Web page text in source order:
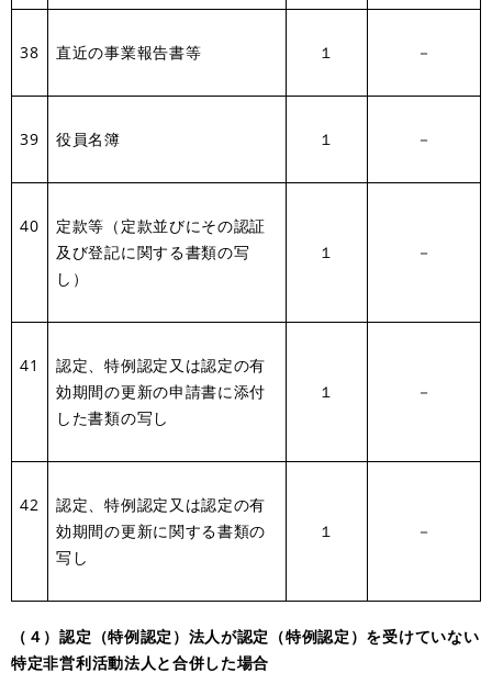
38 直近の事業報告書等 １ －
39 役員名簿 １ －
40
定款等（定款並びにその認証
及び登記に関する書類の写
し）
１ －
41
認定、特例認定又は認定の有
効期間の更新の申請書に添付
した書類の写し
１ －
42
認定、特例認定又は認定の有
効期間の更新に関する書類の
写し
１ －
（４）認定（特例認定）法人が認定（特例認定）を受けていない
特定非営利活動法人と合併した場合